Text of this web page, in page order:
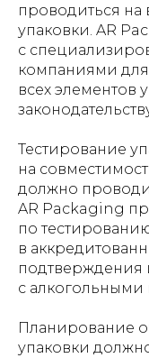
проводиться на
упаковки. AR
с
компаниями для
всех элементов
Тестирование
на
должно
AR Packaging
по
в
подтверждения
с алкогольными
Планирование
упаковки